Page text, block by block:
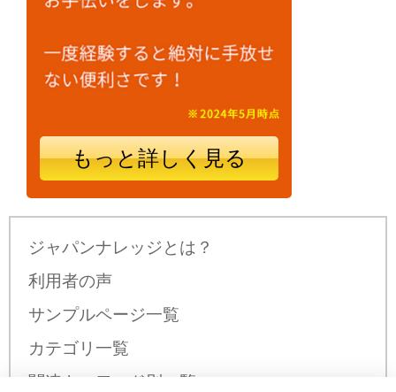
もっと詳しく見る
ジャパンナレッジとは？
利用者の声
サンプルページ一覧
カテゴリ一覧
関連キーワード別一覧